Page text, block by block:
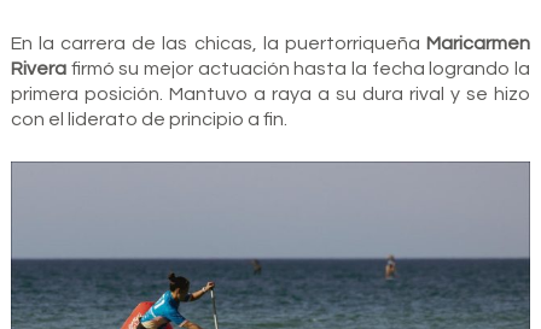
En la carrera de las chicas, la puertorriqueña Maricarmen
Riverafirmó su mejor actuación hasta la fecha logrando la
primera posición. Mantuvo a raya a su dura rival y se hizo
con el liderato de principio a fin.